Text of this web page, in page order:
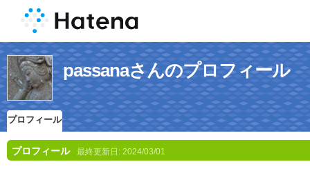
passanaさんのプロフィール
プロフィール
プロフィール 最終更新日: 2024/03/01